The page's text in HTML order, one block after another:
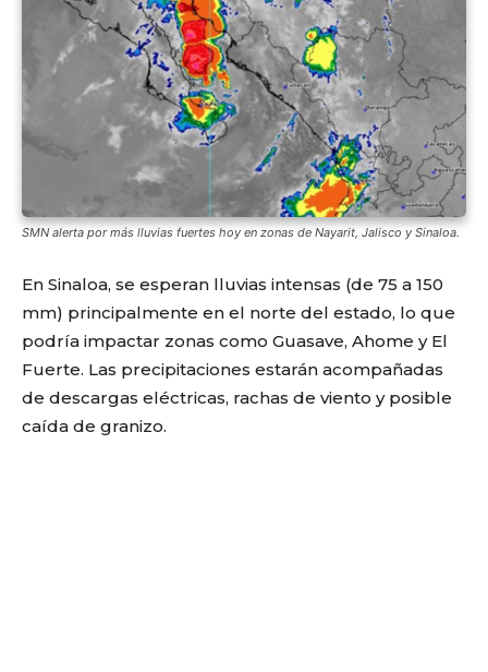
SMN alerta por más lluvias fuertes hoy en zonas de Nayarit, Jalisco y Sinaloa.
En Sinaloa, se esperan lluvias intensas (de 75 a 150
mm) principalmente en el norte del estado, lo que
podría impactar zonas como Guasave, Ahome y El
Fuerte. Las precipitaciones estarán acompañadas
de descargas eléctricas, rachas de viento y posible
caída de granizo.